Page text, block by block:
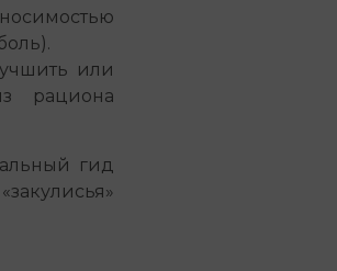
или
рациона
гид